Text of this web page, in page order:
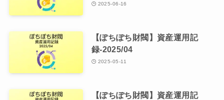
2025-06-16
【ぽちぽち財閥】資産運用記
録-2025/04
2025-05-11
【ぽちぽち財閥】資産運用記